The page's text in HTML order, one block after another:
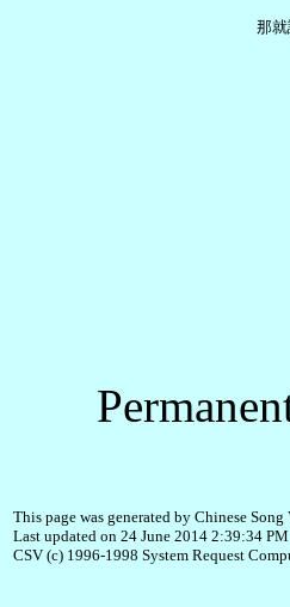
This page was generated by Chinese Song
Last updated on 24 June 2014 2:39:34 PM
CSV (c) 1996-1998 System Request